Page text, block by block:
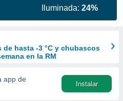
Iluminada:24%
de hasta -3 °C y chubascos
en la RM
app de
Instalar